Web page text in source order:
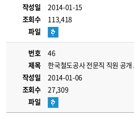
작성일
2014-01-15
조회수
113,418
파일
번호
46
제목
한국철도공사 전문직 직원 공개
작성일
2014-01-06
조회수
27,309
파일